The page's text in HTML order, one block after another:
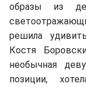
образы из
решила
Костя
необычная
позиции,